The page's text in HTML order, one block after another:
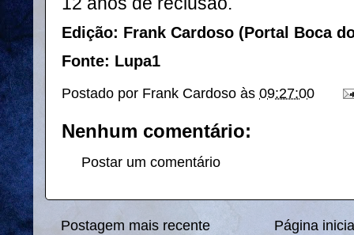
Edição: Frank Cardoso (Portal Boca
Fonte: Lupa1
Postado por Frank Cardoso às 09:27:00
Nenhum comentário:
Postar um comentário
Postagem mais recente Página